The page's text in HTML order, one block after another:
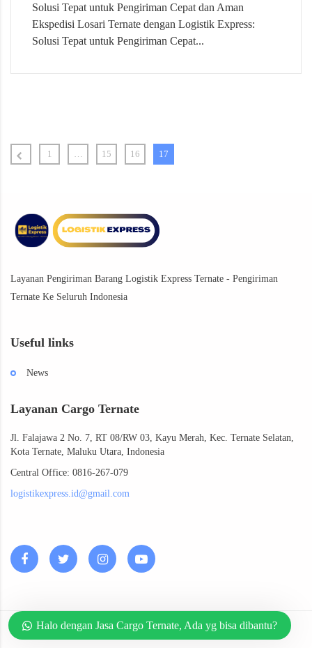
Solusi Tepat untuk Pengiriman Cepat dan Aman
Ekspedisi Losari Ternate dengan Logistik Express:
Solusi Tepat untuk Pengiriman Cepat...
1 15 16 17
Layanan Pengiriman Barang Logistik Express Ternate - Pengiriman
Ternate Ke Seluruh Indonesia
Useful links
News
Layanan Cargo Ternate
Jl. Falajawa 2 No. 7, RT 08/RW 03, Kayu Merah, Kec. Ternate Selatan,
Kota Ternate, Maluku Utara, Indonesia
Central Office: 0816-267-079
logistikexpress.id@gmail.com
Copyright © 2026 Ekspedisi Cargo Ternate byJasa Cargo Ternate
Halo dengan Jasa Cargo Ternate, Ada yg bisa dibantu?